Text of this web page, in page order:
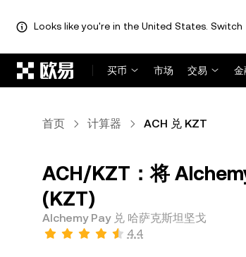
Looks like you're in the United States.
买币
市场 交易 金
首页 计算器 ACH 兑 KZT
ACH/KZT：将
(KZT)
Alchemy Pay 兑 哈萨克斯坦坚戈
4.4